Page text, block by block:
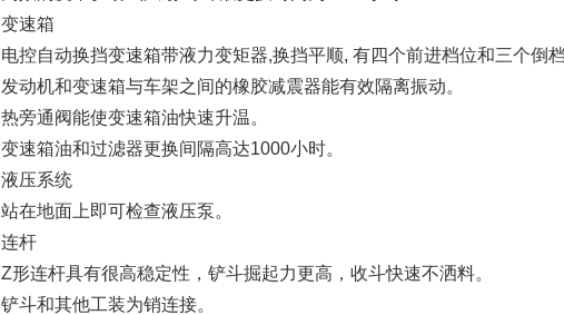
变速箱
电控自动换挡变速箱带液力变矩器,换挡平顺, 有四个前进档位和三个倒
发动机和变速箱与车架之间的橡胶减震器能有效隔离振动。
热旁通阀能使变速箱油快速升温。
变速箱油和过滤器更换间隔高达1000小时。
液压系统
站在地面上即可检查液压泵。
连杆
Z形连杆具有很高稳定性，铲斗掘起力更高，收斗快速不洒料。
铲斗和其他工装为销连接。